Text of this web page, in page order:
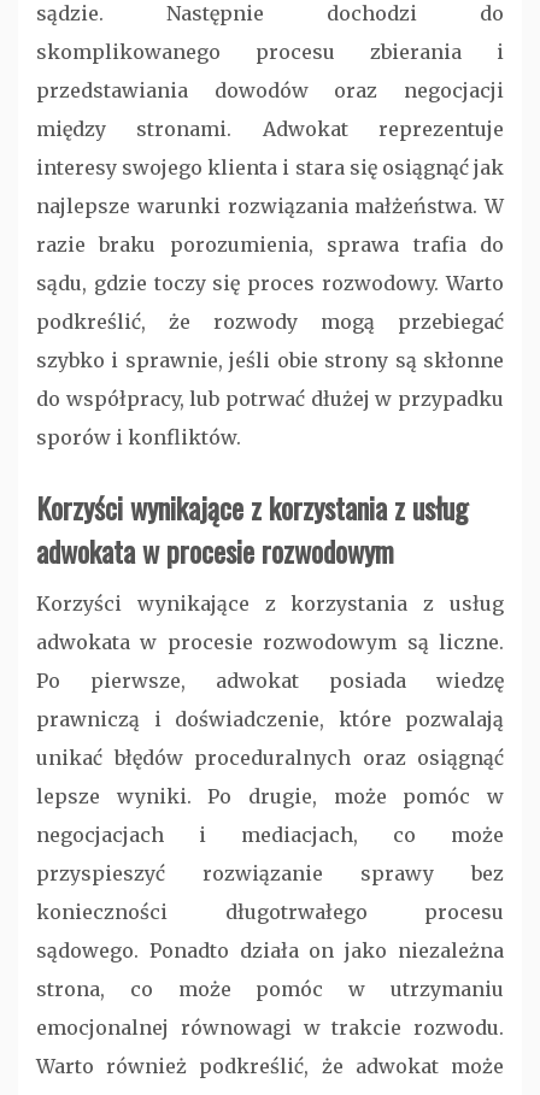
sądzie. Następnie dochodzi do
skomplikowanego procesu zbierania i
przedstawiania dowodów oraz negocjacji
między stronami. Adwokat reprezentuje
interesy swojego klienta i stara się osiągnąć jak
najlepsze warunki rozwiązania małżeństwa. W
razie braku porozumienia, sprawa trafia do
sądu, gdzie toczy się proces rozwodowy. Warto
podkreślić, że rozwody mogą przebiegać
szybko i sprawnie, jeśli obie strony są skłonne
do współpracy, lub potrwać dłużej w przypadku
sporów i konfliktów.
Korzyści wynikające z korzystania z usług
adwokata w procesie rozwodowym
Korzyści wynikające z korzystania z usług
adwokata w procesie rozwodowym są liczne.
Po pierwsze, adwokat posiada wiedzę
prawniczą i doświadczenie, które pozwalają
unikać błędów proceduralnych oraz osiągnąć
lepsze wyniki. Po drugie, może pomóc w
negocjacjach i mediacjach, co może
przyspieszyć rozwiązanie sprawy bez
konieczności długotrwałego procesu
sądowego. Ponadto działa on jako niezależna
strona, co może pomóc w utrzymaniu
emocjonalnej równowagi w trakcie rozwodu.
Warto również podkreślić, że adwokat może